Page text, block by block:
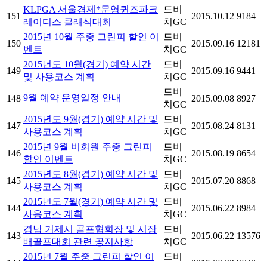
151
KLPGA 서울경제*문영퀸즈파크
레이디스 클래식대회
드비
치GC
2015.10.12 9184
150
2015년 10월 주중 그린피 할인 이
벤트
드비
치GC
2015.09.16 12181
149
2015년도 10월(경기) 예약 시간
및 사용코스 계획
드비
치GC
2015.09.16 9441
148 9월 예약 운영일정 안내
드비
치GC
2015.09.08 8927
147
2015년도 9월(경기) 예약 시간 및
사용코스 계획
드비
치GC
2015.08.24 8131
146
2015년 9월 비회원 주중 그린피
할인 이벤트
드비
치GC
2015.08.19 8654
145
2015년도 8월(경기) 예약 시간 및
사용코스 계획
드비
치GC
2015.07.20 8868
144
2015년도 7월(경기) 예약 시간 및
사용코스 계획
드비
치GC
2015.06.22 8984
143
경남 거제시 골프협회장 및 시장
배골프대회 관련 공지사항
드비
치GC
2015.06.22 13576
2015년 7월 주중 그린피 할인 이
드비